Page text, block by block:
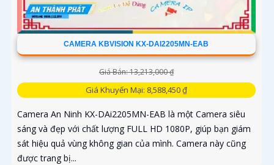
CAMERA KBVISION KX-DAI2205MN-EAB
Giá Bán: 13,213,000 ₫
Giá Khuyến Mại: 8,588,450 ₫
Camera An Ninh KX-DAi2205MN-EAB là một Camera siêu
sáng và đẹp với chất lượng FULL HD 1080P, giúp bạn giám
sát hiệu quả vùng không gian của mình. Camera này cũng
được trang bị...